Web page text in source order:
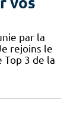
par la
rejoins le
Top 3 de la